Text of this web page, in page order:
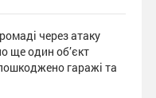
через атаку
ще один об’єкт
гаражі та